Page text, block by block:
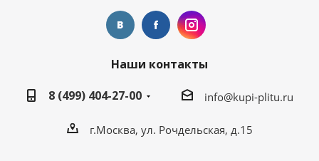
Наши контакты
8 (499) 404-27-00
info@kupi-plitu.ru
г.Москва, ул. Рочдельская, д.15